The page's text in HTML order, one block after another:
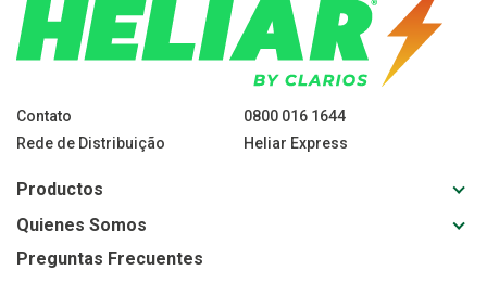
Contato
0800 016 1644
Rede de Distribuição
Heliar Express
Productos
Quienes Somos
Preguntas Frecuentes